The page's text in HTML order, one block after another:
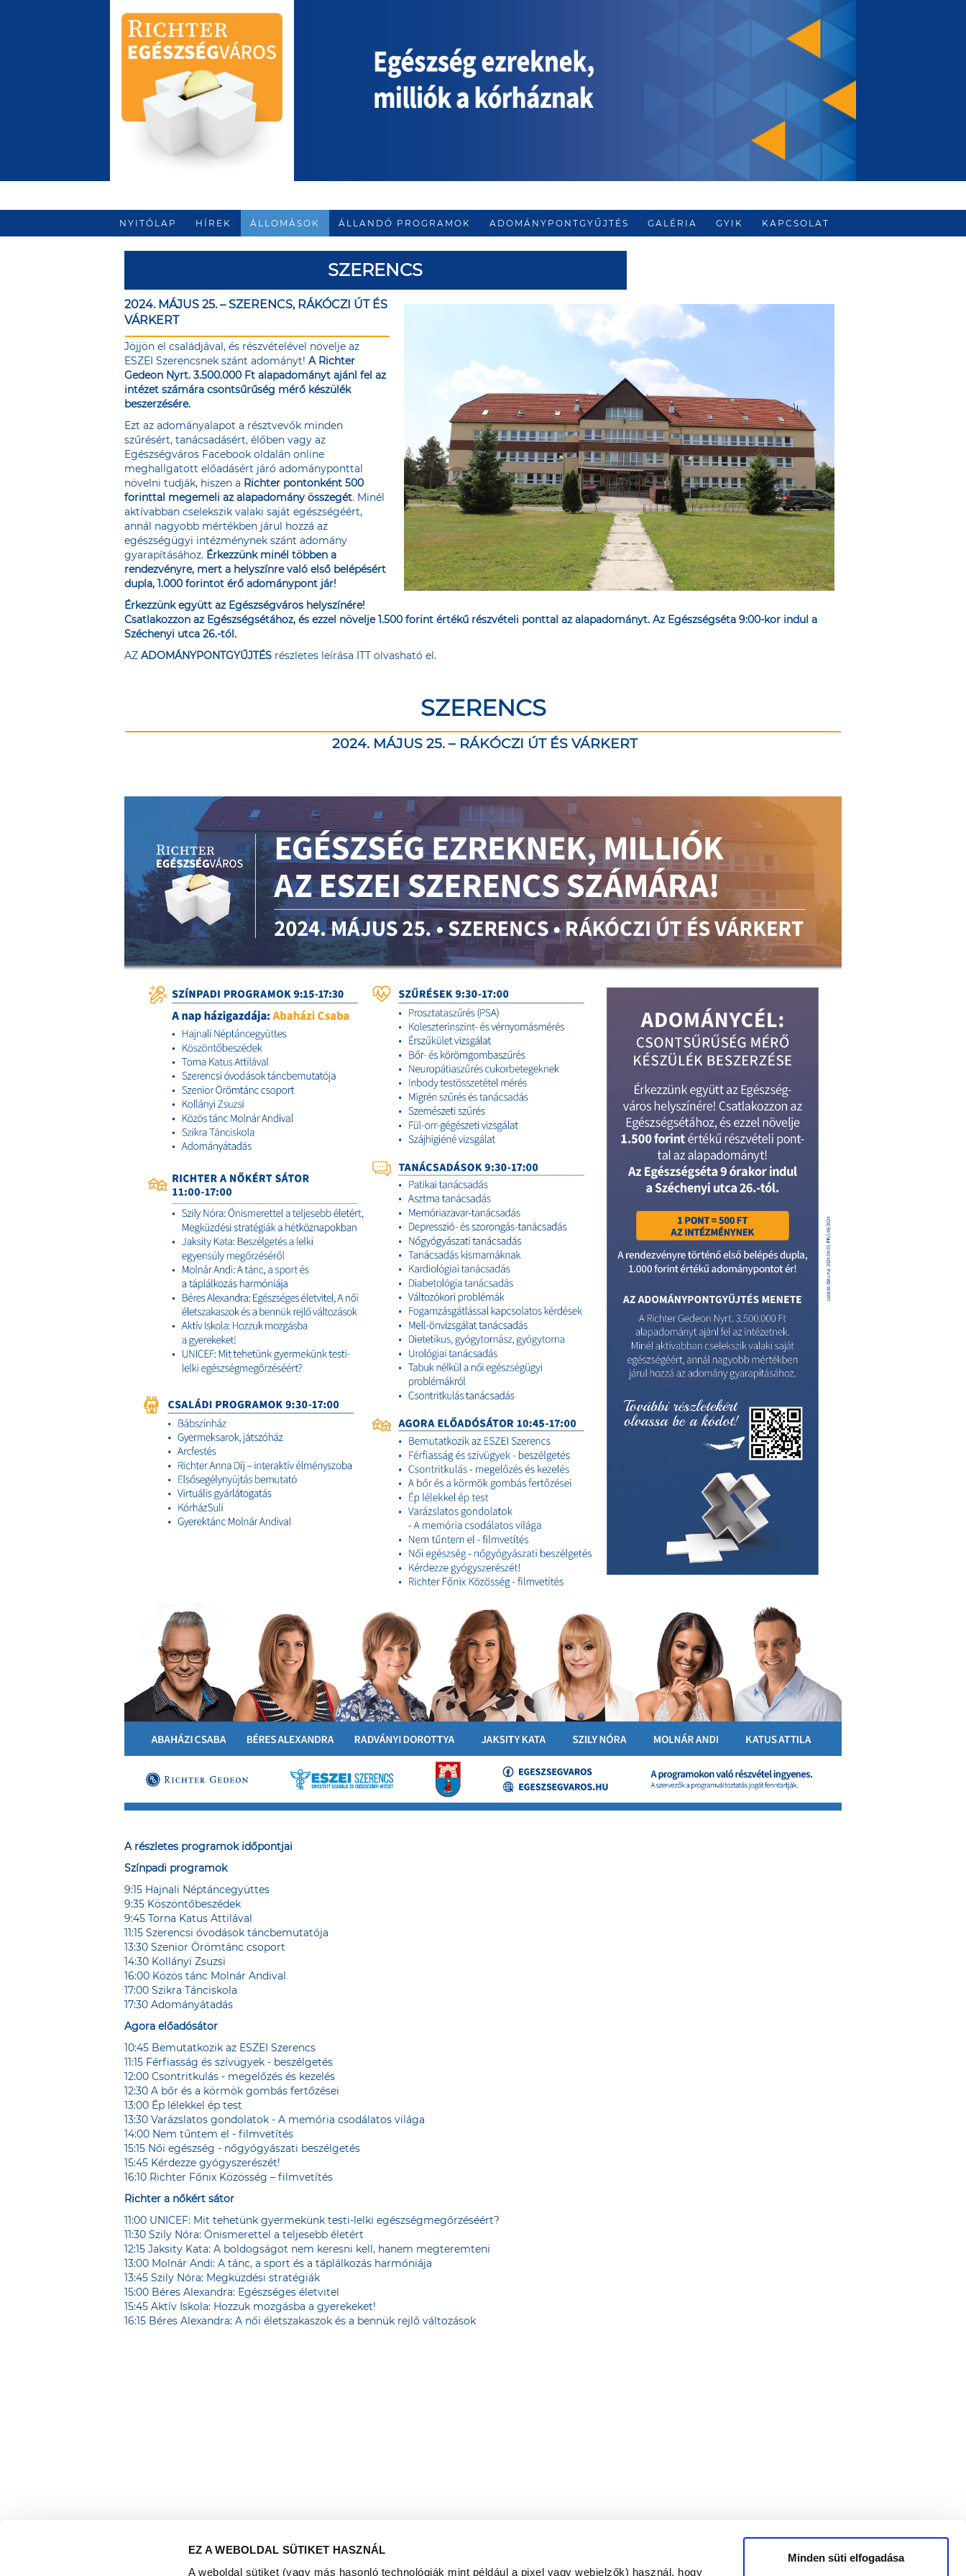
EZ A WEBOLDAL SÜTIKET HASZNÁL
A weboldal sütiket (vagy más hasonló technológiák mint például a pixel vagy webjelzők) használ, hogy
Minden süti elfogadása
NYITÓLAP HÍREK ÁLLOMÁSOK ÁLLANDÓ PROGRAMOK ADOMÁNYPONTGYŰJTÉS GALÉRIA GYIK KAPCSOLAT
SZERENCS
2024. MÁJUS 25. – SZERENCS, RÁKÓCZI ÚT ÉS
VÁRKERT
Jöjjön el családjával, és részvételével növelje az
ESZEI Szerencsnek szánt adományt! A Richter
Gedeon Nyrt. 3.500.000 Ft alapadományt ajánl fel az
intézet számára csontsűrűség mérő készülék
beszerzésére.
Ezt az adományalapot a résztvevők minden
szűrésért, tanácsadásért, élőben vagy az
Egészségváros Facebook oldalán online
meghallgatott előadásért járó adományponttal
növelni tudják, hiszen a Richter pontonként 500
forinttal megemeli az alapadomány összegét. Minél
aktívabban cselekszik valaki saját egészségéért,
annál nagyobb mértékben járul hozzá az
egészségügyi intézménynek szánt adomány
gyarapításához. Érkezzünk minél többen a
rendezvényre, mert a helyszínre való első belépésért
dupla, 1.000 forintot érő adománypont jár!
Érkezzünk együtt az Egészségváros helyszínére!
Csatlakozzon az Egészségsétához, és ezzel növelje 1.500 forint értékű részvételi ponttal az alapadományt. Az Egészségséta 9:00-kor indul a
Széchenyi utca 26.-tól.
AZ ADOMÁNYPONTGYŰJTÉS részletes leírása ITT olvasható el.
SZERENCS
2024. MÁJUS 25. – RÁKÓCZI ÚT ÉS VÁRKERT
A részletes programok időpontjai
Színpadi programok
9:15 Hajnali Néptáncegyüttes
9:35 Köszöntőbeszédek
9:45 Torna Katus Attilával
11:15 Szerencsi óvodások táncbemutatója
13:30 Szenior Örömtánc csoport
14:30 Kollányi Zsuzsi
16:00 Közös tánc Molnár Andival
17:00 Szikra Tánciskola
17:30 Adományátadás
Agora előadósátor
10:45 Bemutatkozik az ESZEI Szerencs
11:15 Férfiasság és szívügyek - beszélgetés
12:00 Csontritkulás - megelőzés és kezelés
12:30 A bőr és a körmök gombás fertőzései
13:00 Ép lélekkel ép test
13:30 Varázslatos gondolatok - A memória csodálatos világa
14:00 Nem tűntem el - filmvetítés
15:15 Női egészség - nőgyógyászati beszélgetés
15:45 Kérdezze gyógyszerészét!
16:10 Richter Főnix Közösség – filmvetítés
Richter a nőkért sátor
11:00 UNICEF: Mit tehetünk gyermekünk testi-lelki egészségmegőrzéséért?
11:30 Szily Nóra: Önismerettel a teljesebb életért
12:15 Jaksity Kata: A boldogságot nem keresni kell, hanem megteremteni
13:00 Molnár Andi: A tánc, a sport és a táplálkozás harmóniája
13:45 Szily Nóra: Megküzdési stratégiák
15:00 Béres Alexandra: Egészséges életvitel
15:45 Aktív Iskola: Hozzuk mozgásba a gyerekeket!
16:15 Béres Alexandra: A női életszakaszok és a bennük rejlő változások